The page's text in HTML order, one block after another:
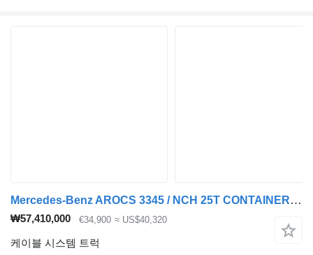
Mercedes-Benz AROCS 3345 / NCH 25T CONTAINER-SYSTEM / CABLE
₩57,410,000 €34,900 ≈ US$40,320
케이블 시스템 트럭